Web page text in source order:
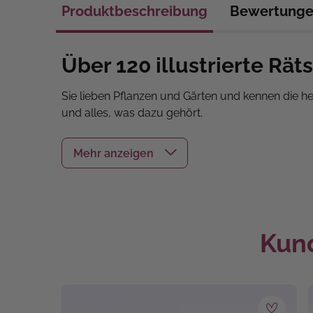
Produktbeschreibung
Über 120 illustrierte
Sie lieben Pflanzen und Gärten und kennen die
und alles, was dazu gehört.
Die über 400 liebevoll illustrierten Fragen
über Anagramme und Lückentexte bis zu
Rätseln